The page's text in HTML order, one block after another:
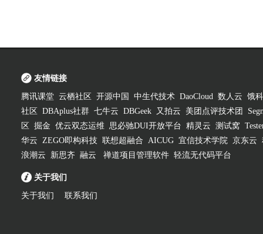
友情链接
腾讯课堂 云栖社区 开源中国 中生代技术 DaoCloud 数人云 饿
社区
DBAplus社群 七牛云 DBGeek 又拍云 美团点评技术团
区
掘金 优云双态运维 思必驰DUI开放平台 精灵云 测试窝
华云 ZEGO即构科技 联想超融合 AICUG 宜信技术学院 京东云
浪潮云
新思齐 融云 禅道项目管理软件 轻流无代码平台
关于我们
关于我们 联系我们